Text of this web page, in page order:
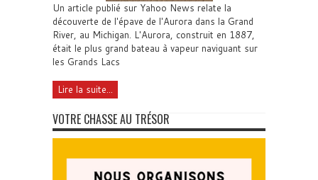
Un article publié sur Yahoo News relate la
découverte de l'épave de l'Aurora dans la Grand
River, au Michigan. L'Aurora, construit en 1887,
était le plus grand bateau à vapeur naviguant sur
les Grands Lacs
Lire la suite...
VOTRE CHASSE AU TRÉSOR